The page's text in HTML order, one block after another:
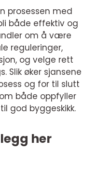
prosessen med
både effektiv og
om å være
reguleringer,
og velge rett
Slik øker sjansene
og for til slutt
både oppfyller
god byggeskikk.
her